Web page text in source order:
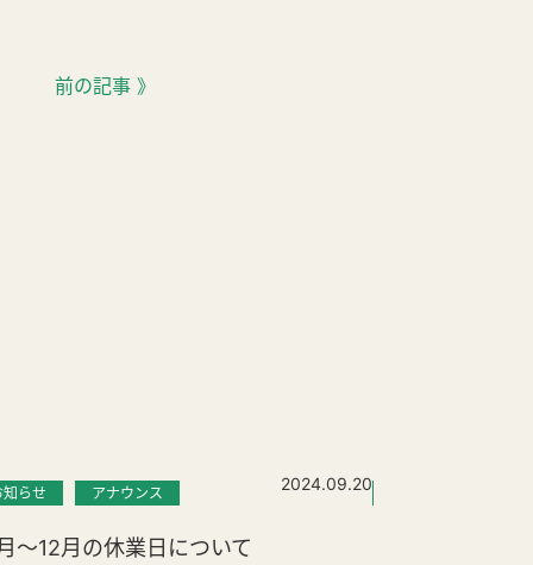
前の記事 》
知らせ アナウンス 2024.09.20
～12月の休業日について